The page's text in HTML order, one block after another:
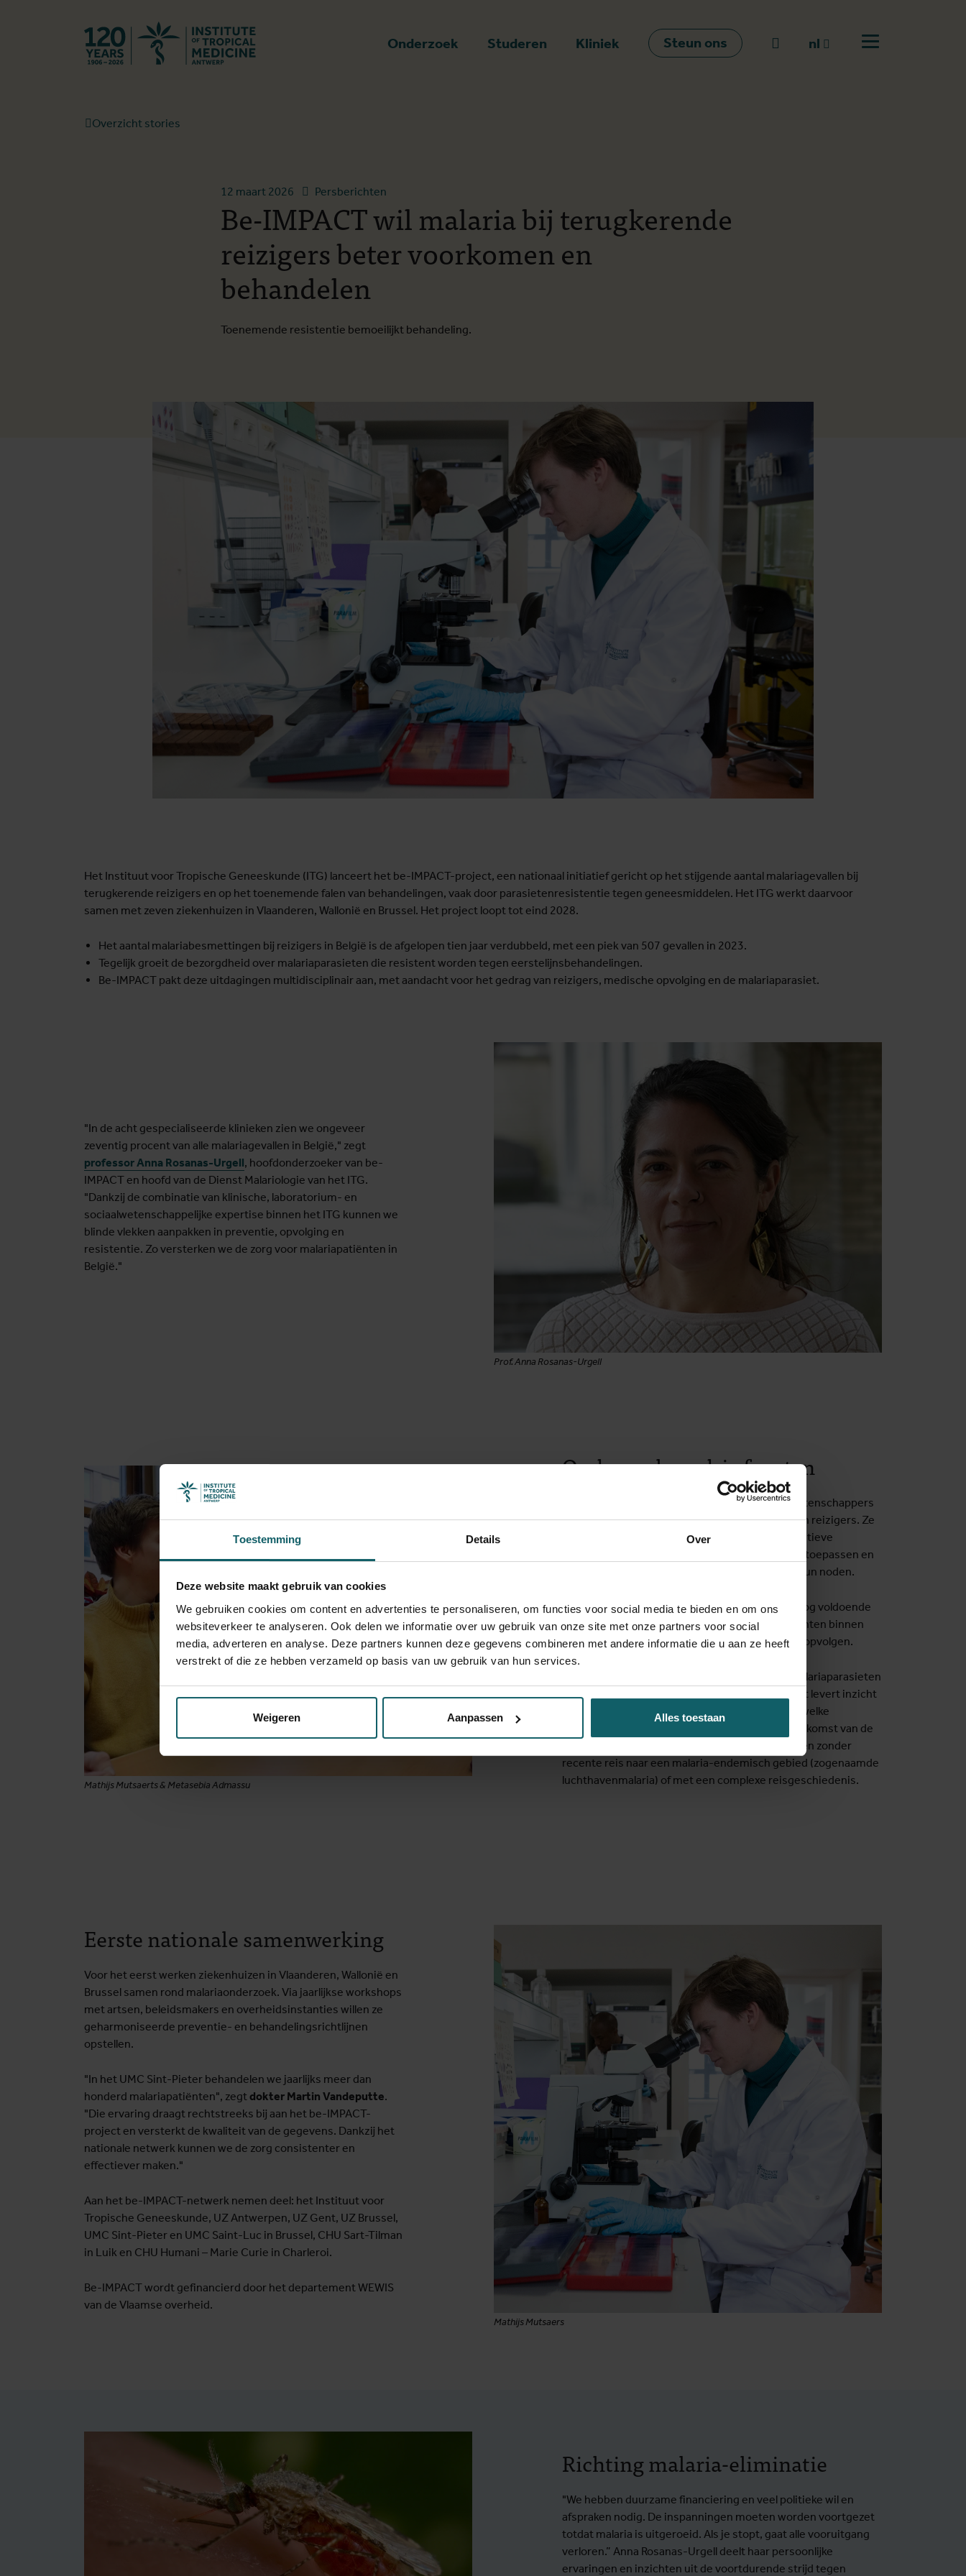
Toestemming Details Over
Deze website maakt gebruik van cookies
We gebruiken cookies om content en advertenties te personaliseren, om functies voor social media te bieden en om ons
websiteverkeer te analyseren. Ook delen we informatie over uw gebruik van onze site met onze partners voor social
media, adverteren en analyse. Deze partners kunnen deze gegevens combineren met andere informatie die u aan ze heeft
verstrekt of die ze hebben verzameld op basis van uw gebruik van hun services.
Weigeren Aanpassen Alles toestaan
Onderzoek Studeren Kliniek Steun ons Naar zoeken
nl
Open menu
Overzicht stories
12 maart 2026 Persberichten
Be-IMPACT wil malaria bij terugkerende
reizigers beter voorkomen en
behandelen
Toenemende resistentie bemoeilijkt behandeling.
Het Instituut voor Tropische Geneeskunde (ITG) lanceert het be-IMPACT-project, een nationaal initiatief gericht op het stijgende aantal malariagevallen bij
terugkerende reizigers en op het toenemende falen van behandelingen, vaak door parasietenresistentie tegen geneesmiddelen. Het ITG werkt daarvoor
samen met zeven ziekenhuizen in Vlaanderen, Wallonië en Brussel. Het project loopt tot eind 2028.
Het aantal malariabesmettingen bij reizigers in België is de afgelopen tien jaar verdubbeld, met een piek van 507 gevallen in 2023.
Tegelijk groeit de bezorgdheid over malariaparasieten die resistent worden tegen eerstelijnsbehandelingen.
Be-IMPACT pakt deze uitdagingen multidisciplinair aan, met aandacht voor het gedrag van reizigers, medische opvolging en de malariaparasiet.
Prof. Anna Rosanas-Urgell
"In de acht gespecialiseerde klinieken zien we ongeveer
zeventig procent van alle malariagevallen in België," zegt
professorAnna Rosanas-Urgell, hoofdonderzoeker van be-
IMPACT en hoofd van de Dienst Malariologie van het ITG.
"Dankzij de combinatie van klinische, laboratorium- en
sociaalwetenschappelijke expertise binnen het ITG kunnen we
blinde vlekken aanpakken in preventie, opvolging en
resistentie. Zo versterken we de zorg voor malariapatiënten in
België."
Mathijs Mutsaerts & Metasebia Admassu
Onderzoek op drie fronten
Het project focust op drie domeinen. Sociale wetenschappers
bestuderen het gedrag en de risicoperceptie van reizigers. Ze
onderzoeken waarom sommige reizigers preventieve
maatregelen tegen malaria niet of onregelmatig toepassen en
bekijken hoe preventie beter kan aansluiten bij hun noden.
Artsen evalueren of de huidige behandelingen nog voldoende
effectief zijn. Ze willen de zorg voor malariapatiënten binnen
het netwerk op dezelfde manier organiseren en opvolgen.
In het laboratorium analyseren onderzoekers malariaparasieten
uit stalen van de deelnemende ziekenhuizen. Dat levert inzicht
in hoe vaak behandelingsresistentie voorkomt, welke
behandelingen niet meer goed werken en de herkomst van de
infectie. Deze informatie is belangrijk bij patiënten zonder
recente reis naar een malaria-endemisch gebied (zogenaamde
luchthavenmalaria) of met een complexe reisgeschiedenis.
Mathijs Mutsaers
Eerste nationale samenwerking
Voor het eerst werken ziekenhuizen in Vlaanderen, Wallonië en
Brussel samen rond malariaonderzoek. Via jaarlijkse workshops
met artsen, beleidsmakers en overheidsinstanties willen ze
geharmoniseerde preventie- en behandelingsrichtlijnen
opstellen.
"In het UMC Sint-Pieter behandelen we jaarlijks meer dan
honderd malariapatiënten", zegtdokter Martin Vandeputte.
"Die ervaring draagt rechtstreeks bij aan het be-IMPACT-
project en versterkt de kwaliteit van de gegevens. Dankzij het
nationale netwerk kunnen we de zorg consistenter en
effectiever maken."
Aan het be-IMPACT-netwerk nemen deel: het Instituut voor
Tropische Geneeskunde, UZ Antwerpen, UZ Gent, UZ Brussel,
UMC Sint-Pieter en UMC Saint-Luc in Brussel, CHU Sart-Tilman
in Luik en CHU Humani – Marie Curie in Charleroi.
Be-IMPACT wordt gefinancierd door het departement WEWIS
van de Vlaamse overheid.
Richting malaria-eliminatie
"We hebben duurzame financiering en veel politieke wil en
afspraken nodig. De inspanningen moeten worden voortgezet
totdat malaria is uitgeroeid. Als je stopt, gaat alle vooruitgang
verloren.” Anna Rosanas-Urgell deelt haar persoonlijke
ervaringen en inzichten uit de voortdurende strijd tegen